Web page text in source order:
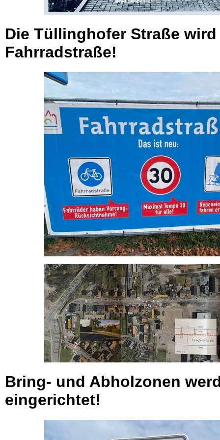
Die Tüllinghofer Straße wird
Fahrradstraße!
Bring- und Abholzonen
eingerichtet!